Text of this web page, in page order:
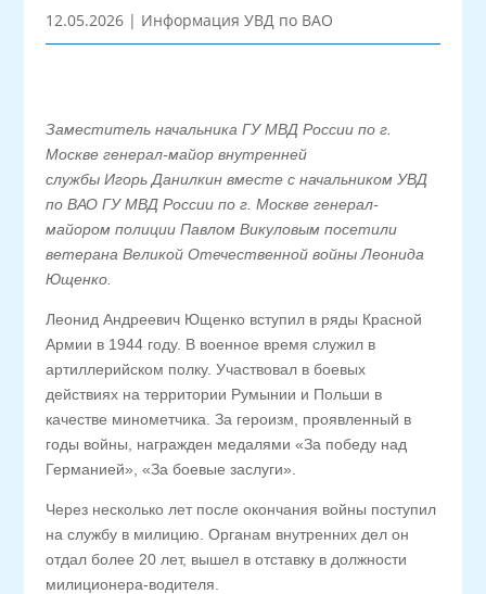
12.05.2026 | Информация УВД по ВАО
Заместитель начальника ГУ МВД России по г.
Москве генерал-майор внутренней
службы Игорь Данилкин вместе с начальником УВД
по ВАО ГУ МВД России по г. Москве генерал-
майором полиции Павлом Викуловым посетили
ветерана Великой Отечественной войны Леонида
Ющенко.
Леонид Андреевич Ющенко вступил в ряды Красной
Армии в 1944 году. В военное время служил в
артиллерийском полку. Участвовал в боевых
действиях на территории Румынии и Польши в
качестве минометчика. За героизм, проявленный в
годы войны, награжден медалями «За победу над
Германией», «За боевые заслуги».
Через несколько лет после окончания войны поступил
на службу в милицию. Органам внутренних дел он
отдал более 20 лет, вышел в отставку в должности
милиционера-водителя.